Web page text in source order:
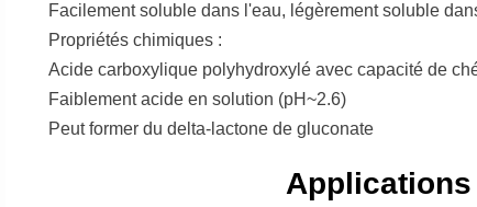
Facilement soluble dans l'eau, légèrement soluble
Propriétés chimiques :
Acide carboxylique polyhydroxylé avec capacité de
Faiblement acide en solution (pH~2.6)
Peut former du delta-lactone de gluconate